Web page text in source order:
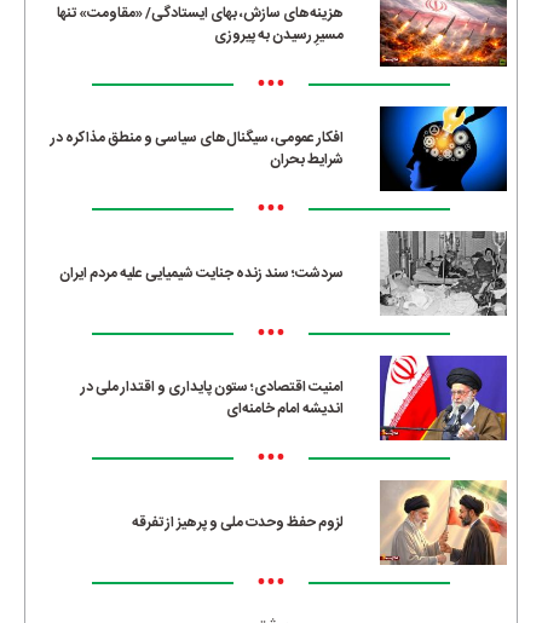
هزینه‌های سازش، بهای ایستادگی/ «مقاومت» تنها
مسیرِ رسیدن به پیروزی
•••
افکار عمومی، سیگنال‌های سیاسی و منطق مذاکره در
شرایط بحران
•••
سردشت؛ سند زنده جنایت شیمیایی علیه مردم ایران
•••
امنیت اقتصادی؛ ستون پایداری و اقتدار ملی در
اندیشه امام خامنه‌ای
•••
لزوم حفظ وحدت ملی و پرهیز از تفرقه
•••